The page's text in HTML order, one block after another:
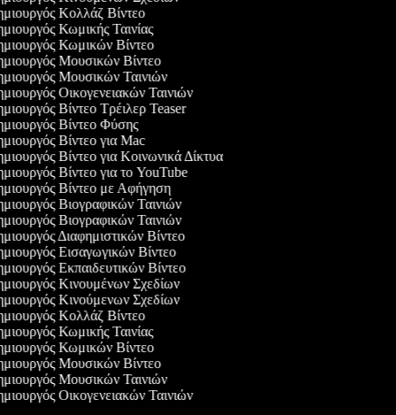
Κολλάζ Βίντεο
Κωμικής Ταινίας
Κωμικών Βίντεο
Μουσικών Βίντεο
Μουσικών Ταινιών
Οικογενειακών Ταινιών
Βίντεο Τρέιλερ Teaser
Βίντεο Φύσης
Βίντεο για Mac
Βίντεο για Κοινωνικά Δίκτυα
Βίντεο για το YouTube
Βίντεο με Αφήγηση
Βιογραφικών Ταινιών
Βιογραφικών Ταινιών
Διαφημιστικών Βίντεο
Εισαγωγικών Βίντεο
Εκπαιδευτικών Βίντεο
Κινουμένων Σχεδίων
Κινούμενων Σχεδίων
Κολλάζ Βίντεο
Κωμικής Ταινίας
Κωμικών Βίντεο
Μουσικών Βίντεο
Μουσικών Ταινιών
Οικογενειακών Ταινιών